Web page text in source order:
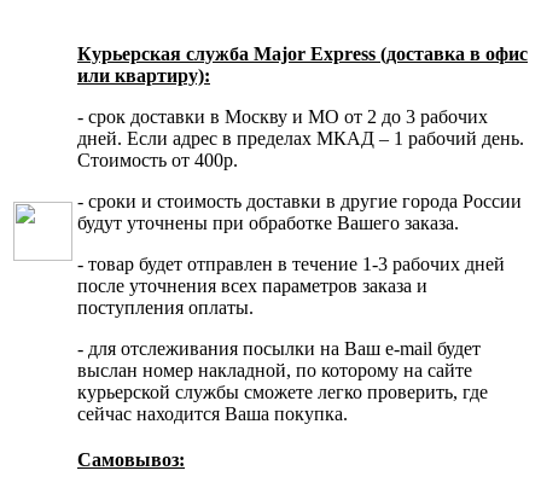
Курьерская служба Major Express (доставка в офис
или квартиру):
- срок доставки в Москву и МО от 2 до 3 рабочих
дней. Если адрес в пределах МКАД – 1 рабочий день.
Стоимость от 400р.
- сроки и стоимость доставки в другие города России
будут уточнены при обработке Вашего заказа.
- товар будет отправлен в течение 1-3 рабочих дней
после уточнения всех параметров заказа и
поступления оплаты.
- для отслеживания посылки на Ваш e-mail будет
выслан номер накладной, по которому на сайте
курьерской службы сможете легко проверить, где
сейчас находится Ваша покупка.
Самовывоз: